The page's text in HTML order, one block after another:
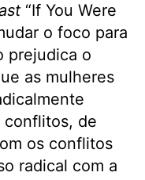
“If You Were
o foco para
prejudica o
as mulheres
conflitos, de
os conflitos
radical com a